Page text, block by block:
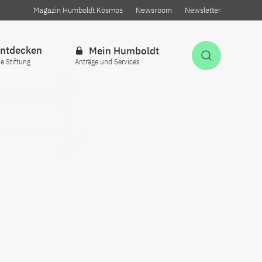
Magazin Humboldt Kosmos Newsroom Newsletter
Stiftung
Mein Humboldt
Anträge und Services